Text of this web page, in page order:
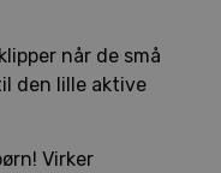
når de små
den lille aktive
Virker